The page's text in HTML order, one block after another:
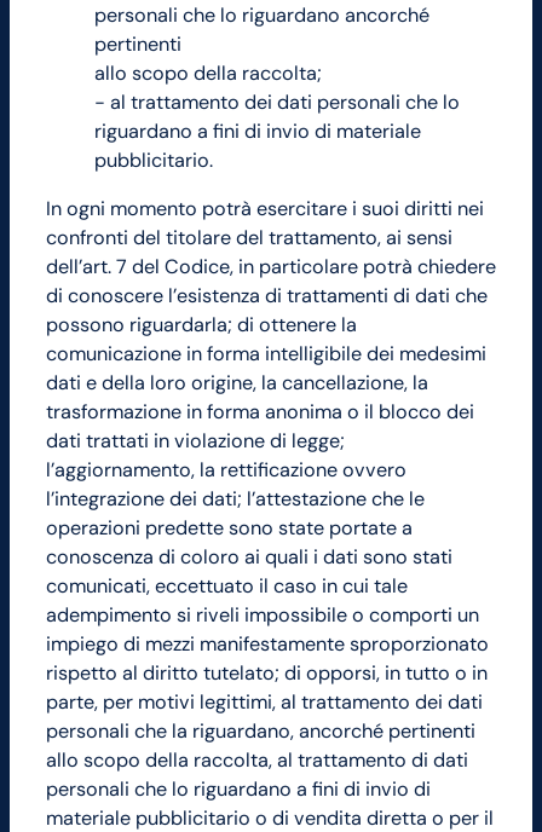
personali che lo riguardano ancorché
pertinenti
allo scopo della raccolta;
− al trattamento dei dati personali che lo
riguardano a fini di invio di materiale
pubblicitario.
In ogni momento potrà esercitare i suoi diritti nei
confronti del titolare del trattamento, ai sensi
dell’art. 7 del Codice, in particolare potrà chiedere
di conoscere l’esistenza di trattamenti di dati che
possono riguardarla; di ottenere la
comunicazione in forma intelligibile dei medesimi
dati e della loro origine, la cancellazione, la
trasformazione in forma anonima o il blocco dei
dati trattati in violazione di legge;
l’aggiornamento, la rettificazione ovvero
l’integrazione dei dati; l’attestazione che le
operazioni predette sono state portate a
conoscenza di coloro ai quali i dati sono stati
comunicati, eccettuato il caso in cui tale
adempimento si riveli impossibile o comporti un
impiego di mezzi manifestamente sproporzionato
rispetto al diritto tutelato; di opporsi, in tutto o in
parte, per motivi legittimi, al trattamento dei dati
personali che la riguardano, ancorché pertinenti
allo scopo della raccolta, al trattamento di dati
personali che lo riguardano a fini di invio di
materiale pubblicitario o di vendita diretta o per il